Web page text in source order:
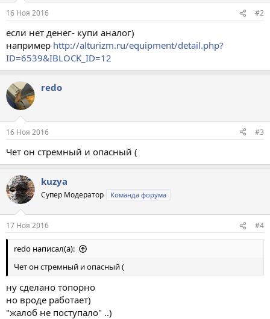
16 Ноя 2016 #2
если нет денег- купи аналог)
например http://alturizm.ru/equipment/detail.php?
ID=6539&IBLOCK_ID=12
redo
16 Ноя 2016 #3
Чет он стремный и опасный (
kuzya
Супер Модератор Команда форума
17 Ноя 2016 #4
redo написал(а):
Чет он стремный и опасный (
ну сделано топорно
но вроде работает)
"жалоб не поступало" ..)